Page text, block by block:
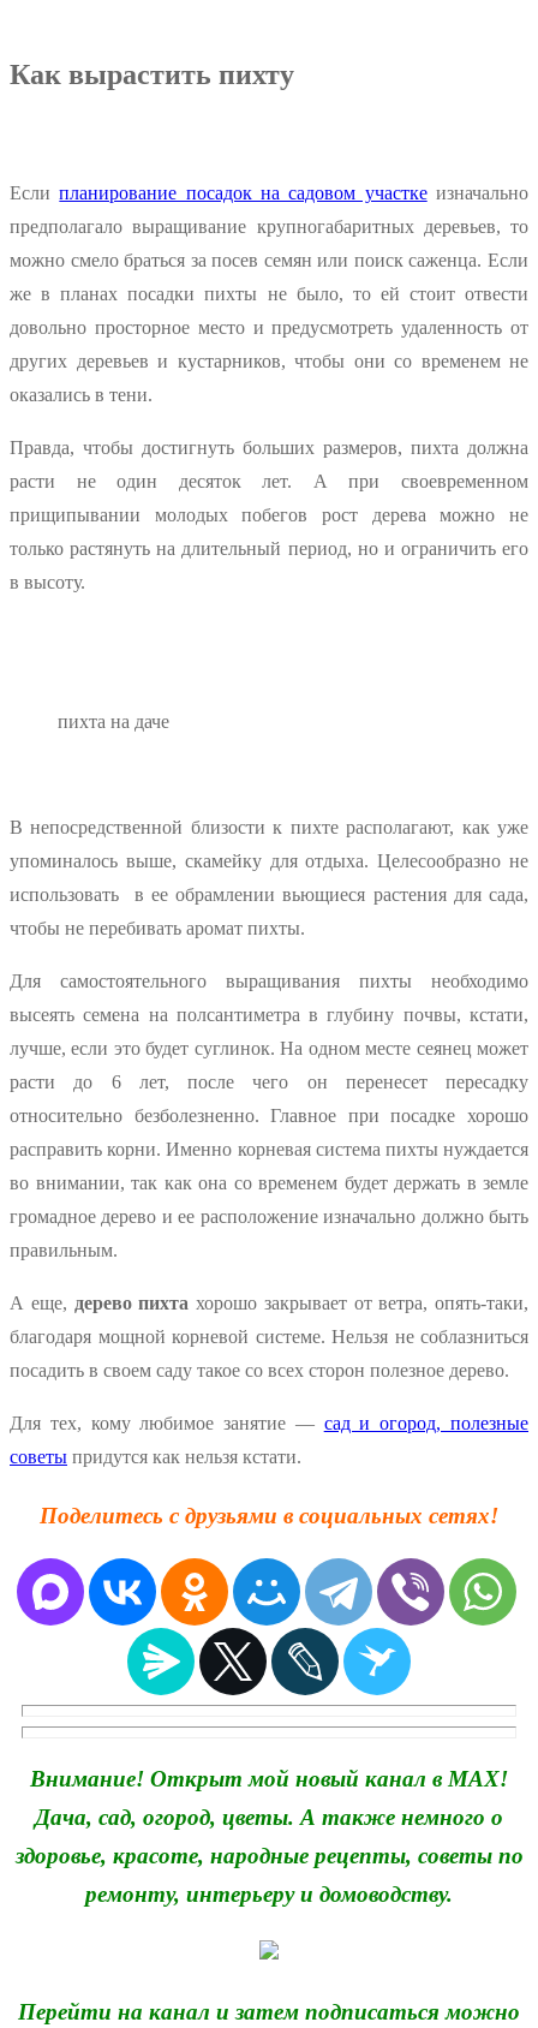
Как вырастить пихту
Еслипланирование посадок на садовом участкеизначально
предполагало выращивание крупногабаритных деревьев, то
можно смело браться за посев семян или поиск саженца. Если
же в планах посадки пихты не было, то ей стоит отвести
довольно просторное место и предусмотреть удаленность от
других деревьев и кустарников, чтобы они со временем не
оказались в тени.
Правда, чтобы достигнуть больших размеров, пихта должна
расти не один десяток лет. А при своевременном
прищипывании молодых побегов рост дерева можно не
только растянуть на длительный период, но и ограничить его
в высоту.
пихта на даче
В непосредственной близости к пихте располагают, как уже
упоминалось выше, скамейку для отдыха. Целесообразно не
использовать в ее обрамлении вьющиеся растения для сада,
чтобы не перебивать аромат пихты.
Для самостоятельного выращивания пихты необходимо
высеять семена на полсантиметра в глубину почвы, кстати,
лучше, если это будет суглинок. На одном месте сеянец может
расти до 6 лет, после чего он перенесет пересадку
относительно безболезненно. Главное при посадке хорошо
расправить корни. Именно корневая система пихты нуждается
во внимании, так как она со временем будет держать в земле
громадное дерево и ее расположение изначально должно быть
правильным.
А еще, дерево пихта хорошо закрывает от ветра, опять-таки,
благодаря мощной корневой системе. Нельзя не соблазниться
посадить в своем саду такое со всех сторон полезное дерево.
Для тех, кому любимое занятие — сад и огород, полезные
советы придутся как нельзя кстати.
Поделитесь с друзьями в социальных сетях!
Внимание! Открыт мой новый канал в MAX!
Дача, сад, огород, цветы. А также немного о
здоровье, красоте, народные рецепты, советы по
ремонту, интерьеру и домоводству.
Перейти на канал и затем подписаться можно